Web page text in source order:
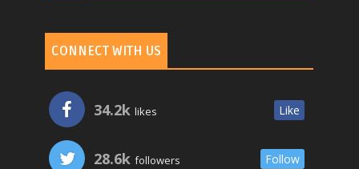
CONNECT WITH US
34.2k likes Like
28.6k followers Follow